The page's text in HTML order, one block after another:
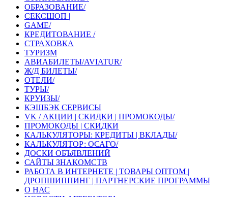
ОБРАЗОВАНИЕ/
СЕКСШОП |
GAME/
КРЕДИТОВАНИЕ /
СТРАХОВКА
ТУРИЗМ
АВИАБИЛЕТЫ/AVIATUR/
Ж/Д БИЛЕТЫ/
ОТЕЛИ/
ТУРЫ/
КРУИЗЫ/
КЭШБЭК СЕРВИСЫ
VK / АКЦИИ | СКИДКИ | ПРОМОКОДЫ/
ПРОМОКОДЫ | СКИДКИ
КАЛЬКУЛЯТОРЫ: КРЕДИТЫ | ВКЛАДЫ/
КАЛЬКУЛЯТОР: ОСАГО/
ДОСКИ ОБЪЯВЛЕНИЙ
САЙТЫ ЗНАКОМСТВ
РАБОТА В ИНТЕРНЕТЕ | ТОВАРЫ ОПТОМ |
ДРОПШИППИНГ | ПАРТНЕРСКИЕ ПРОГРАММЫ
О НАС